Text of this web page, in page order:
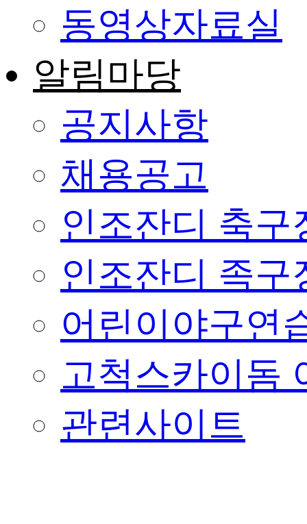
동영상자료실
알림마당
공지사항
채용공고
인조잔디 축구
인조잔디 족구
어린이야구연
고척스카이돔
관련사이트